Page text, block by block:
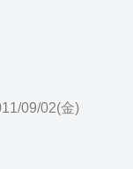
09/02(金)